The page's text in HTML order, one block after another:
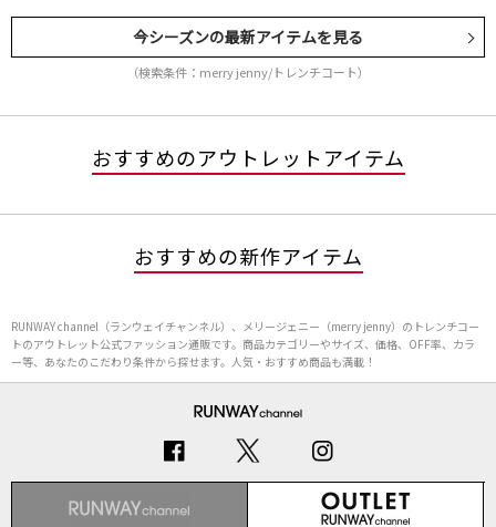
今シーズンの最新アイテムを見る
（検索条件：merry jenny/トレンチコート）
おすすめのアウトレットアイテム
おすすめの新作アイテム
RUNWAY channel（ランウェイチャンネル）、メリージェニー（merry jenny）のトレンチコー
トのアウトレット公式ファッション通販です。商品カテゴリーやサイズ、価格、OFF率、カラ
ー等、あなたのこだわり条件から探せます。人気・おすすめ商品も満載！